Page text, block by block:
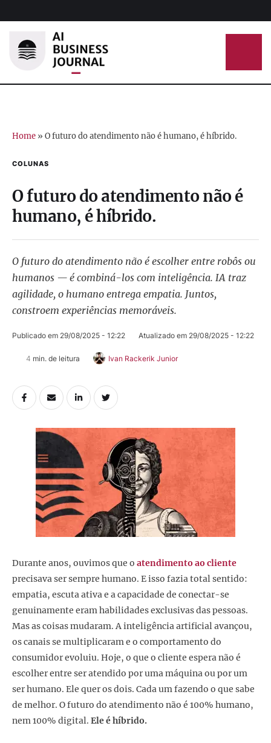
Home » O futuro do atendimento não é humano, é híbrido.
COLUNAS
O futuro do atendimento não é
humano, é híbrido.
O futuro do atendimento não é escolher entre robôs ou
humanos — é combiná-los com inteligência. IA traz
agilidade, o humano entrega empatia. Juntos,
constroem experiências memoráveis.
Publicado em 29/08/2025 - 12:22 Atualizado em 29/08/2025 - 12:22
4 min. de leitura Ivan Rackerik Junior
Durante anos, ouvimos que o atendimento ao cliente
precisava ser sempre humano. E isso fazia total sentido:
empatia, escuta ativa e a capacidade de conectar-se
genuinamente eram habilidades exclusivas das pessoas.
Mas as coisas mudaram. A inteligência artificial avançou,
os canais se multiplicaram e o comportamento do
consumidor evoluiu. Hoje, o que o cliente espera não é
escolher entre ser atendido por uma máquina ou por um
ser humano. Ele quer os dois. Cada um fazendo o que sabe
de melhor. O futuro do atendimento não é 100% humano,
nem 100% digital. Ele é híbrido.